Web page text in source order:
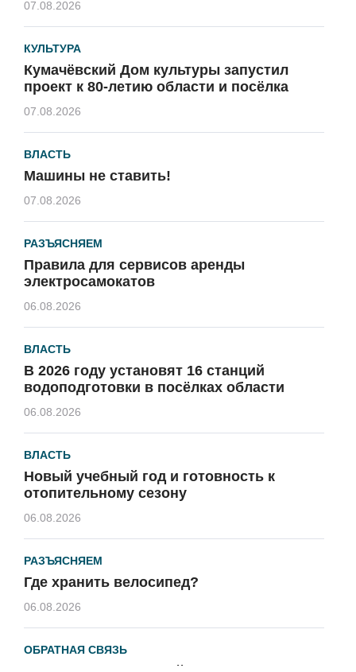
07.08.2026
КУЛЬТУРА
Кумачёвский Дом культуры запустил
проект к 80-летию области и посёлка
07.08.2026
ВЛАСТЬ
Машины не ставить!
07.08.2026
РАЗЪЯСНЯЕМ
Правила для сервисов аренды
электросамокатов
06.08.2026
ВЛАСТЬ
В 2026 году установят 16 станций
водоподготовки в посёлках области
06.08.2026
ВЛАСТЬ
Новый учебный год и готовность к
отопительному сезону
06.08.2026
РАЗЪЯСНЯЕМ
Где хранить велосипед?
06.08.2026
ОБРАТНАЯ СВЯЗЬ